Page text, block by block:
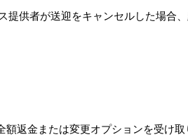
供者が送迎をキャンセルした場合
返金または変更オプションを受け取